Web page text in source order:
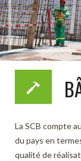
La SCB compte
du pays en
qualité de